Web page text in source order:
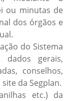
ou minutas de
dos órgãos e
do Sistema
dados gerais,
conselhos,
da Segplan.
etc.) da